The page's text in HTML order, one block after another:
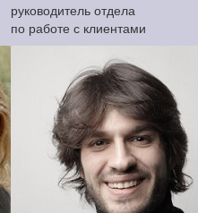
руководитель отдела
по работе с клиентами